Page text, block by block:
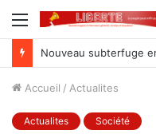
Menu
Accueil / Actualites
Actualites Société